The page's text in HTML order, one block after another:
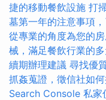
捷的移動餐飲設施 打
墓第一年的注意事項
從專業的角度為您的
械，滿足餐飲行業的
續期辦理建議 尋找優
抓姦蒐證，徵信社如
Search Console 私家